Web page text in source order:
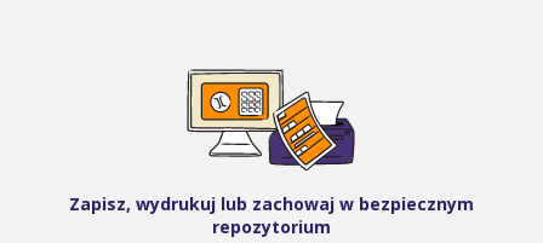
Zapisz, wydrukuj lub zachowaj w bezpiecznym
repozytorium